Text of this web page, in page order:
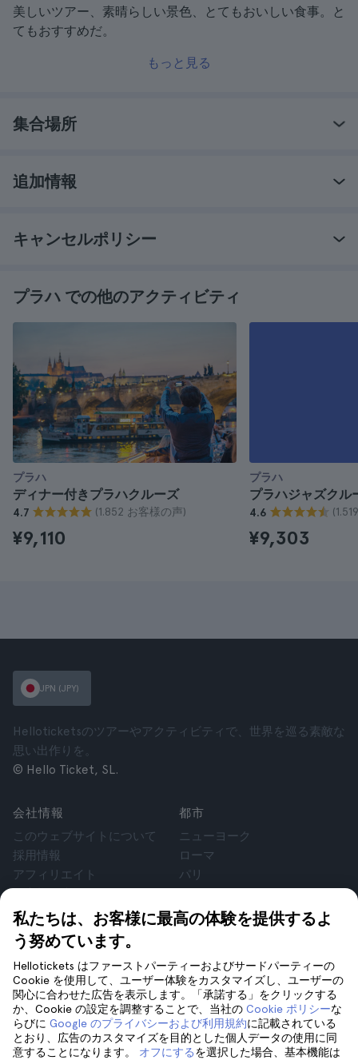
美しいツアー、素晴らしい景色、とてもおいしい食事。と
てもおすすめだ。
もっと見る
集合場所
追加情報
キャンセルポリシー
プラハ での他のアクティビティ
プラハ
ディナー付きプラハクルーズ
4.7 (1.852 お客様の声)
¥9,110
プラハ
プラハジャズクル
4.6
¥9,303
私たちは、お客様に最高の体験を提供するよ
う努めています。
Hellotickets はファーストパーティーおよびサードパーティーの
Cookie を使用して、ユーザー体験をカスタマイズし、ユーザーの
関心に合わせた広告を表示します。「承諾する」をクリックする
か、Cookie の設定を調整することで、当社の Cookie ポリシーな
らびに Google のプライバシーおよび利用規約に記載されている
とおり、広告のカスタマイズを目的とした個人データの使用に同
意することになります。 オフにするを選択した場合、基本機能は
JPN (JPY)
Helloticketsのツアーやアクティビティで、世界を巡る素敵な
思い出作りを。
© Hello Ticket, SL.
会社情報
このウェブサイトについて
採用情報
アフィリエイト
個人情報保護方針
利用規約
法律相談
cookie
都市
ニューヨーク
ローマ
パリ
グラナダ
サポート
サポート
お問い合わせ
フォローしてください